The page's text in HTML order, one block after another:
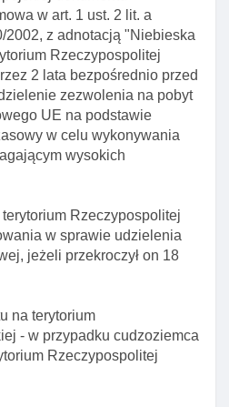
w art. 1 ust. 2 lit. a
2002, z adnotacją "Niebieska
Rzeczypospolitej
2 lata bezpośrednio przed
zezwolenia na pobyt
UE na podstawie
w celu wykonywania
wysokich
terytorium Rzeczypospolitej
w sprawie udzielenia
jeżeli przekroczył on 18
na terytorium
- w przypadku cudzoziemca
Rzeczypospolitej
handlu ludźMI
zezwolenia na pobyt
ludźMI
stosowania niektórych
w sprawie
czasowy dla ofiar handlu
pomocy tłumacza
zezwolenia na pobyt
ludźMI
na pobyt czasowy ze
wymagające
na pobyt czasowy ze względu
krótkotrwałego